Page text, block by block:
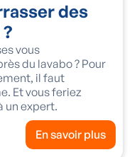
des
vous
du lavabo ? Pour
il faut
Et vous feriez
un expert.
En savoir plus